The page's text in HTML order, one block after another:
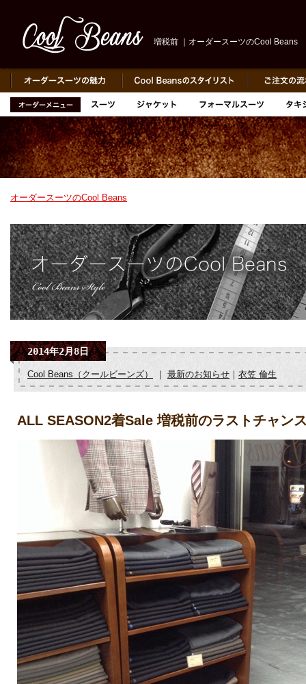
増税前 ｜オーダースーツのCool Beans
オーダースーツのCool Beans
2014年2月8日
Cool Beans（クールビーンズ） ｜ 最新のお知らせ ｜ 衣笠 倫生
ALL SEASON2着Sale 増税前のラストチャン